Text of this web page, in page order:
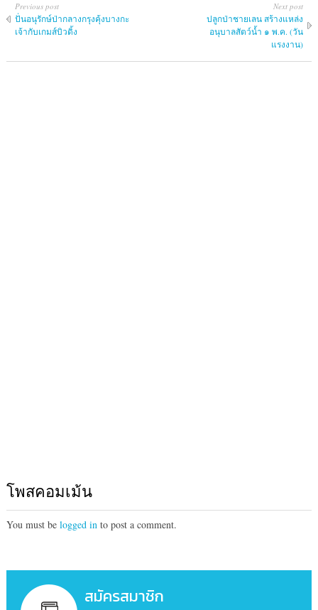
Previous post
ปั่นอนุรักษ์ป่ากลางกรุงคุ้งบางกะ
เจ้ากับเกมส์บิวดิ้ง
Next post
ปลูกป่าชายเลน สร้างแหล่ง
อนุบาลสัตว์น้ำ ๑ พ.ค. (วัน
แรงงาน)
โพสคอมเม้น
You must be logged into post a comment.
สมัครสมาชิก